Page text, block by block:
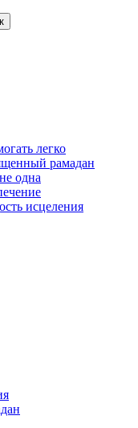
легко
рамадан
одна
исцеления